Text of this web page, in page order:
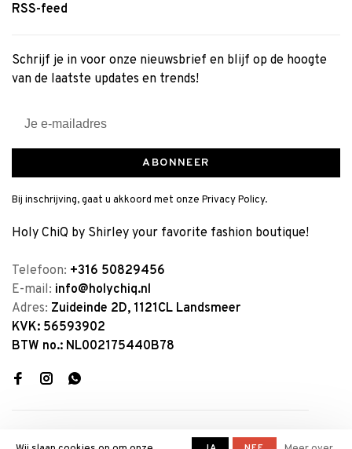
RSS-feed
Schrijf je in voor onze nieuwsbrief en blijf op de hoogte
van de laatste updates en trends!
ABONNEER
Bij inschrijving, gaat u akkoord met onze Privacy Policy.
Holy ChiQ by Shirley your favorite fashion boutique!
Telefoon: +316 50829456
E-mail: info@holychiq.nl
Adres: Zuideinde 2D, 1121CL Landsmeer
KVK: 56593902
BTW no.: NL002175440B78